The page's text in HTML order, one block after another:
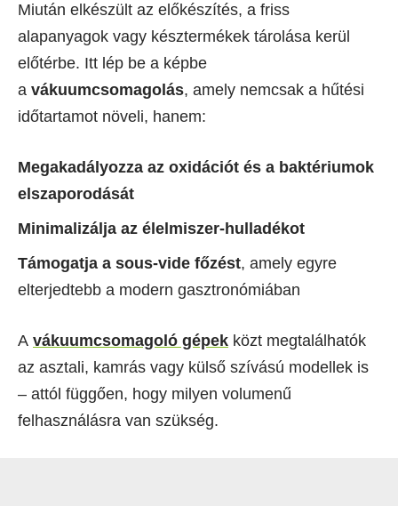
Miután elkészült az előkészítés, a friss
alapanyagok vagy késztermékek tárolása kerül
előtérbe. Itt lép be a képbe
a vákuumcsomagolás, amely nemcsak a hűtési
időtartamot növeli, hanem:
Megakadályozza az oxidációt és a baktériumok
elszaporodását
Minimalizálja az élelmiszer-hulladékot
Támogatja a sous-vide főzést, amely egyre
elterjedtebb a modern gasztronómiában
A vákuumcsomagoló gépek közt megtalálhatók
az asztali, kamrás vagy külső szívású modellek is
– attól függően, hogy milyen volumenű
felhasználásra van szükség.